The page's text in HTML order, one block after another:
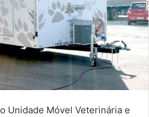
Unidade Móvel Veterinária e